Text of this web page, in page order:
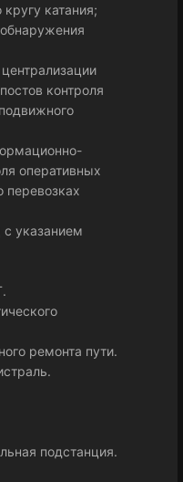
катания;
контроля
оперативных
перевозках
указанием
ремонта пути.
подстанция.